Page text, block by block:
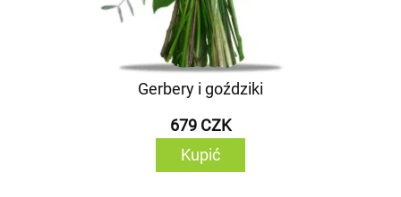
Gerbery i goździki
679 CZK
Kupić